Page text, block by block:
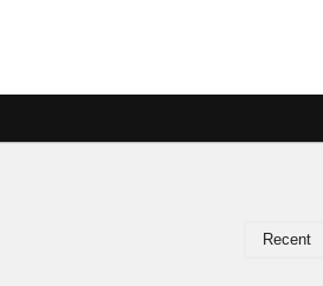
Recent